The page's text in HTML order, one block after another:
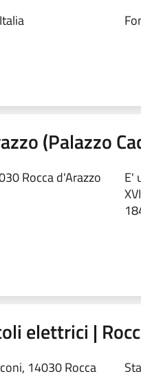
(Palazzo
Rocca d'Arazzo
E'
elettrici |
14030 Rocca